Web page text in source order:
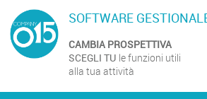
SOFTWARE
CAMBIA PROSPETTIVA
SCEGLI TU le funzioni utili
alla tua attività